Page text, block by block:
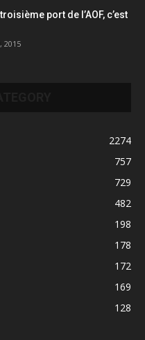
troisième port de l’AOF, c’est
2015
2274
757
729
482
198
178
172
169
128